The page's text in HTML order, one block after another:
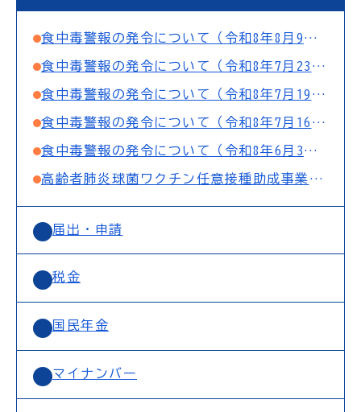
食中毒警報の発令について（令和8年8月9日10：00まで）
食中毒警報の発令について（令和8年7月23日10：00まで）
食中毒警報の発令について（令和8年7月19日10：00まで）
食中毒警報の発令について（令和8年7月16日10：00まで）
食中毒警報の発令について（令和8年6月3日10：00まで）
高齢者肺炎球菌ワクチン任意接種助成事業の実施について
届出・申請
税金
国民年金
マイナンバー